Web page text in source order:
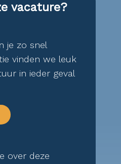
vacature?
je zo snel
vinden we leuk
in ieder geval
over deze